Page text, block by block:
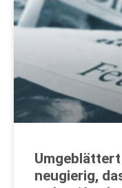
neugierig,